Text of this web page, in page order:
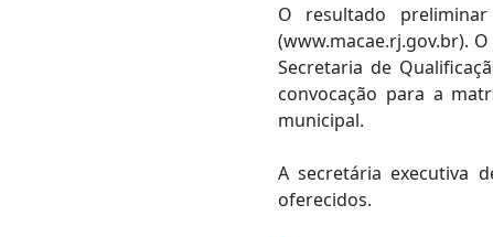
O resultado
(www.macae.rj.gov.br).
Secretaria de
convocação para a
municipal.
A secretária executiva
oferecidos.